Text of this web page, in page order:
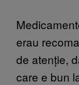
erau
de atenție,
care e bun